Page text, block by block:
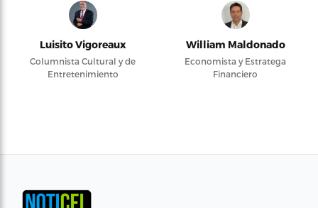
Luisito Vigoreaux
Columnista Cultural y de
Entretenimiento
William Maldonado
Economista y Estratega
Financiero